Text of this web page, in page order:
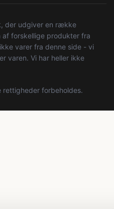
der udgiver en række
forskellige produkter fra
varer fra denne side - vi
varen. Vi har heller ikke
forbeholdes.